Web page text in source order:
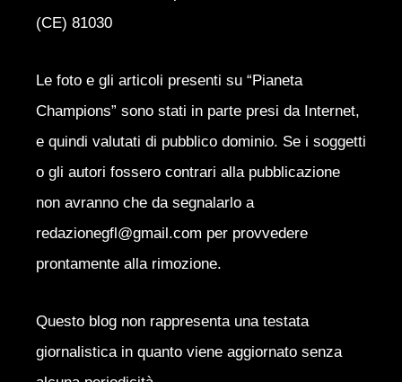
(CE) 81030
Le foto e gli articoli presenti su “Pianeta
Champions” sono stati in parte presi da Internet,
e quindi valutati di pubblico dominio. Se i soggetti
o gli autori fossero contrari alla pubblicazione
non avranno che da segnalarlo a
redazionegfl@gmail.com per provvedere
prontamente alla rimozione.
Questo blog non rappresenta una testata
giornalistica in quanto viene aggiornato senza